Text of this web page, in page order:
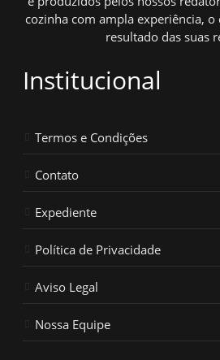
cozinha com ampla experiência,
resultado das suas
Institucional
Termos e Condições
Contato
Expediente
Política de Privacidade
Aviso Legal
Nossa Equipe